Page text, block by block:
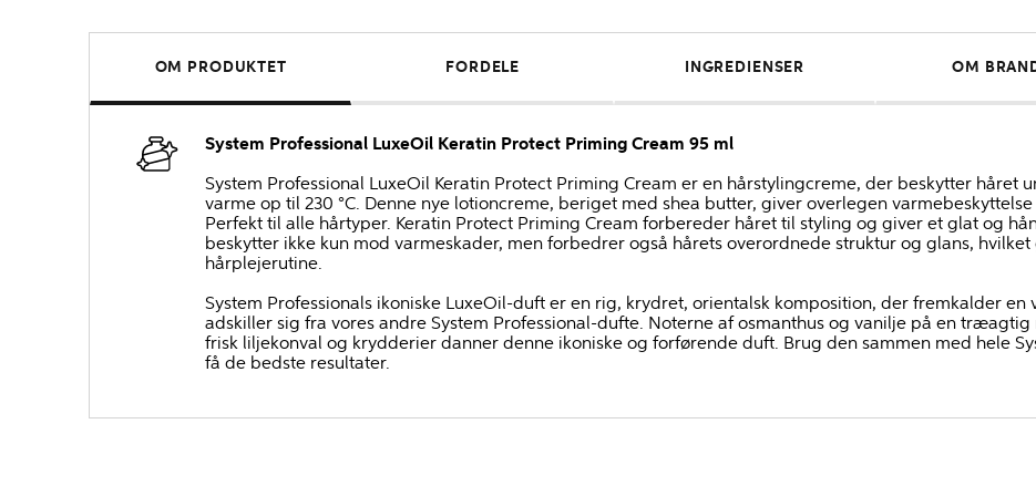
OM PRODUKTET FORDELE INGREDIENSER OM
System Professional LuxeOil Keratin Protect Priming Cream 95 ml
System Professional LuxeOil Keratin Protect Priming Cream er en hårstylingcreme, der beskytter håret
varme op til 230 °C. Denne nye lotioncreme, beriget med shea butter, giver overlegen
Perfekt til alle hårtyper. Keratin Protect Priming Cream forbereder håret til styling og giver et glat og
beskytter ikke kun mod varmeskader, men forbedrer også hårets overordnede struktur og glans,
hårplejerutine.
System Professionals ikoniske LuxeOil-duft er en rig, krydret, orientalsk komposition, der fremkalder
adskiller sig fra vores andre System Professional-dufte. Noterne af osmanthus og vanilje på en
frisk liljekonval og krydderier danner denne ikoniske og forførende duft. Brug den sammen med hele
få de bedste resultater.